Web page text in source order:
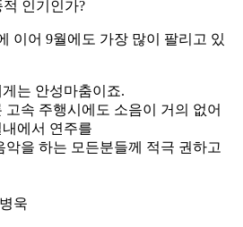
인기인가?
이어 9월에도 가장 많이 팔리고 있
는 안성마춤이죠.
속 주행시에도 소음이 거의 없어
에서 연주를
악을 하는 모든분들께 적극 권하고
욱